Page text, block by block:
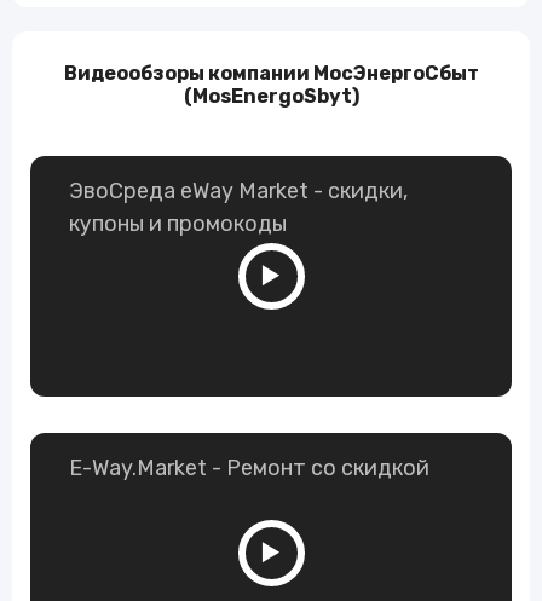
Видеообзоры компании МосЭнергоСбыт
(MosEnergoSbyt)
ЭвоСреда eWay Market - скидки,
купоны и промокоды
E-Way.Market - Ремонт со скидкой